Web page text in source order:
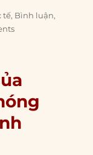
tế, Bình luận,